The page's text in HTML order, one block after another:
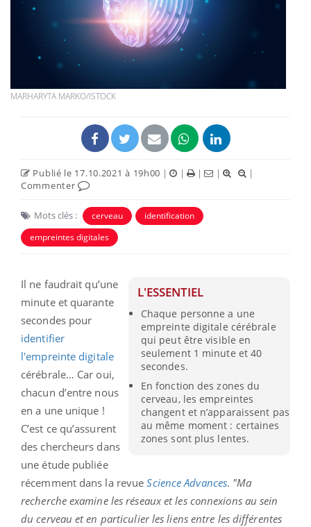
MARHARYTA MARKO/ISTOCK
Publié le 17.10.2021 à 19h00 | | | |
|
Commenter
Mots clés : cerveau
identification
empreintes digitales
L'ESSENTIEL
Chaque personne a une
empreinte digitale cérébrale
qui peut être visible en
seulement 1 minute et 40
secondes.
En fonction des zones du
cerveau, les empreintes
changent et n’apparaissent pas
au même moment : certaines
zones sont plus lentes.
Il ne faudrait qu’une
minute et quarante
secondes pour
identifier
l'empreinte digitale
cérébrale… Car oui,
chacun d’entre nous
en a une unique !
C’est ce qu’assurent
des chercheurs dans
une étude publiée
récemment dans la revueScience Advances. "Ma
recherche examine les réseaux et les connexions au sein
du cerveau et en particulier les liens entre les différentes